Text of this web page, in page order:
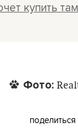
купить
Фото:
поделиться